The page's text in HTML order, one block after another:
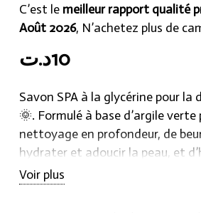
C’est le meilleur rapport qualité
Août 2026, N’achetez plus de
10د.ت
Savon SPA à la glycérine pour la
🌞. Formulé à base d’argile verte
nettoyage en profondeur, de
hydrater et adoucir la peau, et
procurer une sensation de
vitalité tout au long de la journée.
Voir plus